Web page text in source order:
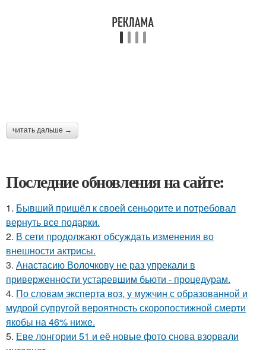
читать дальше →
Последние обновления на сайте:
1. Бывший пришёл к своей сеньорите и потребовал
вернуть все подарки.
2. В сети продолжают обсуждать изменения во
внешности актрисы.
3. Анастасию Волочкову не раз упрекали в
приверженности устаревшим бьюти - процедурам.
4. По словам эксперта воз, у мужчин с образованной и
мудрой супругой вероятность скоропостижной смерти
якобы на 46% ниже.
5. Еве лонгории 51 и её новые фото снова взорвали